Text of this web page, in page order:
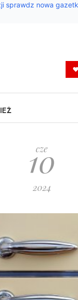
sprawdz nowa
cze
10
2024